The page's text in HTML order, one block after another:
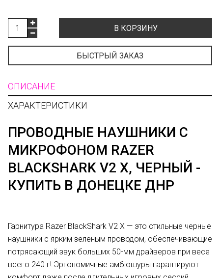
В КОРЗИНУ
БЫСТРЫЙ ЗАКАЗ
ОПИСАНИЕ
ХАРАКТЕРИСТИКИ
ПРОВОДНЫЕ НАУШНИКИ С
МИКРОФОНОМ RAZER
BLACKSHARK V2 X, ЧЕРНЫЙ -
КУПИТЬ В ДОНЕЦКЕ ДНР
Гарнитура Razer BlackShark V2 X — это стильные черные
наушники с ярким зелёным проводом, обеспечивающие
потрясающий звук больших 50-мм драйверов при весе
всего 240 г! Эргономичные амбюшуры гарантируют